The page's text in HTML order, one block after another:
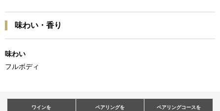
味わい・香り
味わい
フルボディ
ワインを
ペアリングを
ペアリングコースを